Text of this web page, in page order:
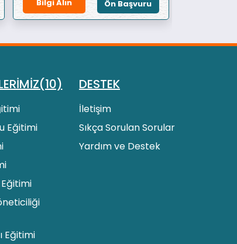
Bilgi Alın Ön Başvuru
Eğitimi
Eğitimi
Eğitimi
DESTEK
İletişim
Sıkça Sorulan Sorular
Yardım ve Destek